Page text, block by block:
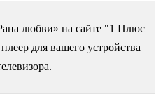
любви» на сайте "1 Плюс
для вашего устройства